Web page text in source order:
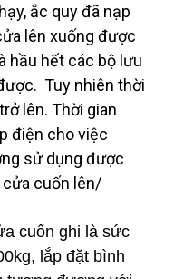
ắc quy đã nạp
lên xuống được
hầu hết các bộ lưu
Tuy nhiên thời
lên. Thời gian
điện cho việc
sử dụng được
cửa cuốn lên/
cuốn ghi là sức
lắp đặt bình